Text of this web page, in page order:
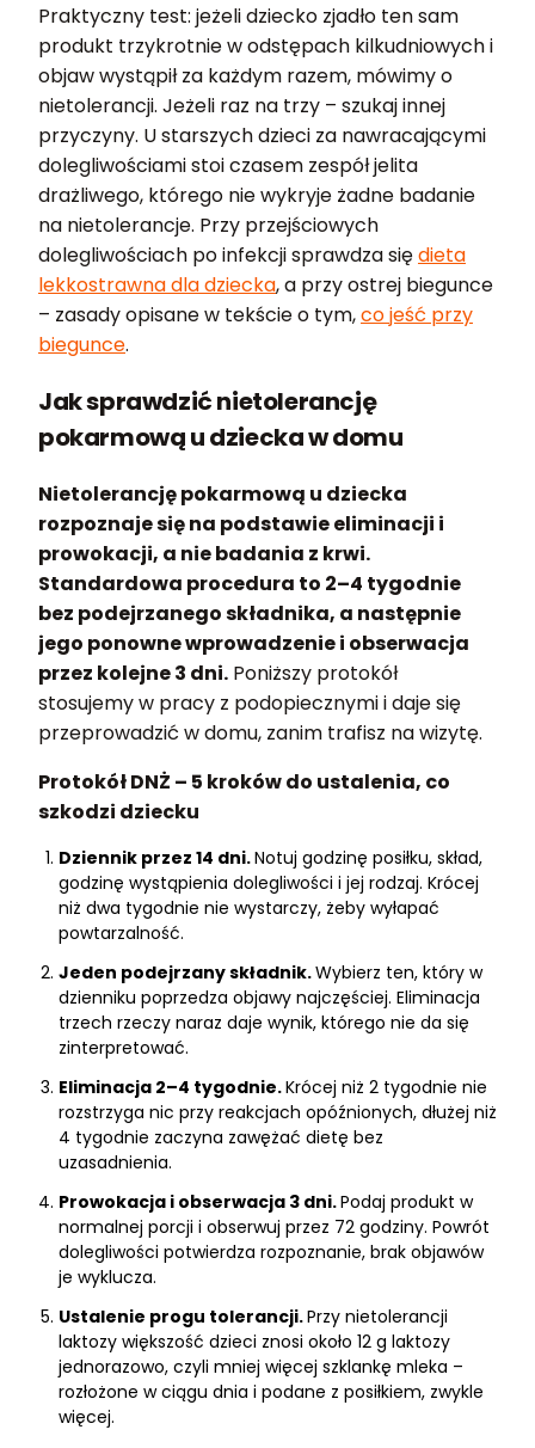
Praktyczny test: jeżeli dziecko zjadło ten sam
produkt trzykrotnie w odstępach kilkudniowych i
objaw wystąpił za każdym razem, mówimy o
nietolerancji. Jeżeli raz na trzy – szukaj innej
przyczyny. U starszych dzieci za nawracającymi
dolegliwościami stoi czasem zespół jelita
drażliwego, którego nie wykryje żadne badanie
na nietolerancje. Przy przejściowych
dolegliwościach po infekcji sprawdza siędieta
lekkostrawna dla dziecka, a przy ostrej biegunce
– zasady opisane w tekście o tym,co jeść przy
biegunce.
Jak sprawdzić nietolerancję
pokarmową u dziecka w domu
Nietolerancję pokarmową u dziecka
rozpoznaje się na podstawie eliminacji i
prowokacji, a nie badania z krwi.
Standardowa procedura to 2–4 tygodnie
bez podejrzanego składnika, a następnie
jego ponowne wprowadzenie i obserwacja
przez kolejne 3 dni. Poniższy protokół
stosujemy w pracy z podopiecznymi i daje się
przeprowadzić w domu, zanim trafisz na wizytę.
Protokół DNŻ – 5 kroków do ustalenia, co
szkodzi dziecku
Dziennik przez 14 dni.Notuj godzinę posiłku, skład,
godzinę wystąpienia dolegliwości i jej rodzaj. Krócej
niż dwa tygodnie nie wystarczy, żeby wyłapać
powtarzalność.
Jeden podejrzany składnik.Wybierz ten, który w
dzienniku poprzedza objawy najczęściej. Eliminacja
trzech rzeczy naraz daje wynik, którego nie da się
zinterpretować.
Eliminacja 2–4 tygodnie.Krócej niż 2 tygodnie nie
rozstrzyga nic przy reakcjach opóźnionych, dłużej niż
4 tygodnie zaczyna zawężać dietę bez
uzasadnienia.
Prowokacja i obserwacja 3 dni.Podaj produkt w
normalnej porcji i obserwuj przez 72 godziny. Powrót
dolegliwości potwierdza rozpoznanie, brak objawów
je wyklucza.
Ustalenie progu tolerancji.Przy nietolerancji
laktozy większość dzieci znosi około 12 g laktozy
jednorazowo, czyli mniej więcej szklankę mleka –
rozłożone w ciągu dnia i podane z posiłkiem, zwykle
więcej.